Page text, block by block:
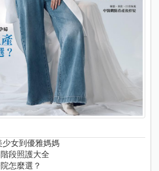
少女到優雅媽媽
段照護大全
怎麼選？